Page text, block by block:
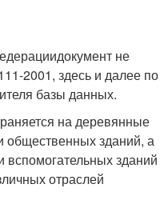
не
2001, здесь и далее по
базы данных.
на деревянные
общественных зданий, а
зданий
отраслей